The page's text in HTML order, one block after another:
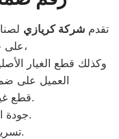
تقدمشركة كريازي
على جميع الأجهزة المنزلية،
وكذلك قطع الغيار
العميل على
قطع غيار و تكلفة صيانة عالية.
جودة االتبريد تقل في الصيف.
تسريب غاز الفريون أحيانا.